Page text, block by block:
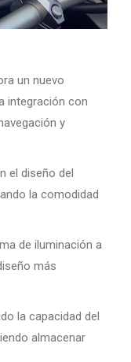
un nuevo
integración con
y
el diseño del
la comodidad
de iluminación a
más
la capacidad del
almacenar